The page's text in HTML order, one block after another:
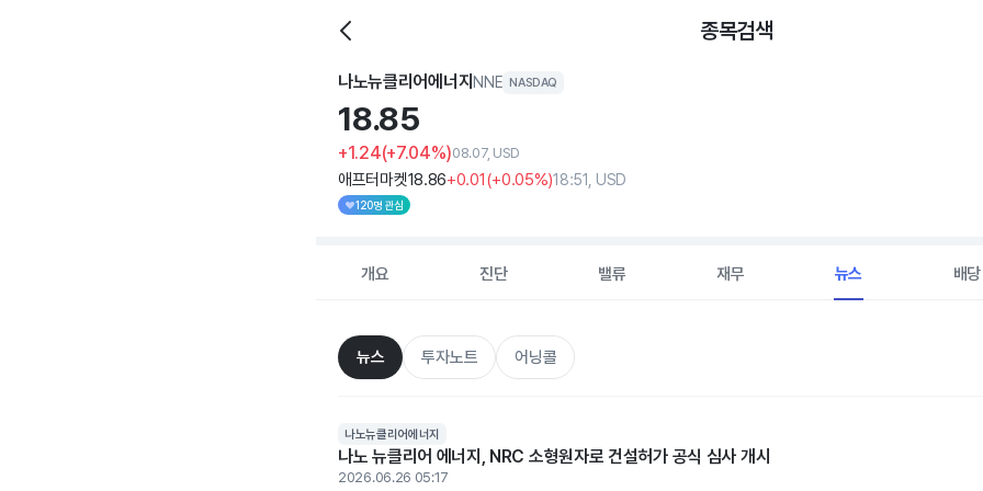
종목검색
나노뉴클리어에너지NNE NASDAQ
18.85
+1.24(+7.04%)08.07, USD
애프터마켓18.86+0.01(+0.05%)18:51, USD
120명 관심
개요 진단 밸류 재무 뉴스 배당
뉴스 투자노트 어닝콜
나노뉴클리어에너지
나노 뉴클리어 에너지, NRC 소형원자로 건설허가 공식 심사 개시
2026.06.26 05:17